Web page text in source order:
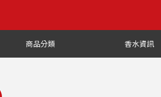
商品分類 香水資訊